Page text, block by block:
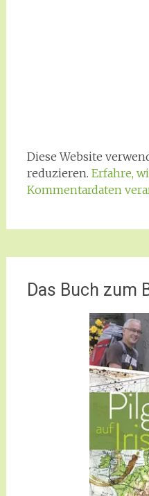
Diese Website
reduzieren. Erfahre,
Kommentardaten
Das Buch zum